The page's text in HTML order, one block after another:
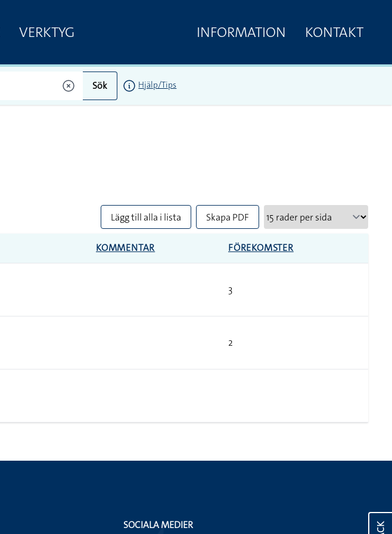
VERKTYG INFORMATION KONTAKT
Sök Hjälp/Tips
Lägg till alla i lista Skapa PDF
KOMMENTAR FÖREKOMSTER
3
2
SOCIALA MEDIER